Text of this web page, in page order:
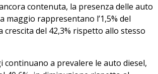
contenuta, la presenza delle auto
maggio rappresentano l’1,5% del
crescita del 42,3% rispetto allo stesso
continuano a prevalere le auto diesel,